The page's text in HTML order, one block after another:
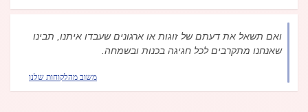
ואם תשאל את דעתם של זוגות או ארגונים שעבדו איתנו, תבינו
שאנחנו מתקרבים לכל חגיגה בכנות ובשמחה.
משוב מהלקוחות שלנו